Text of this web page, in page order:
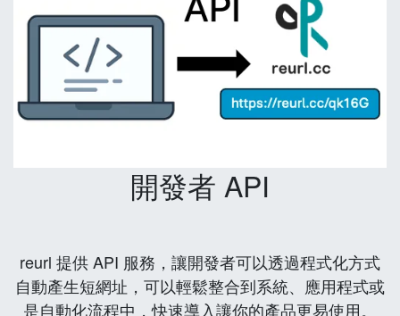
開發者 API
reurl 提供 API 服務，讓開發者可以透過程式化方式
自動產生短網址，可以輕鬆整合到系統、應用程式或
是自動化流程中，快速導入讓你的產品更易使用。